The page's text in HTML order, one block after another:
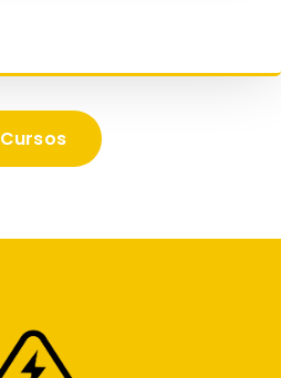
Cursos